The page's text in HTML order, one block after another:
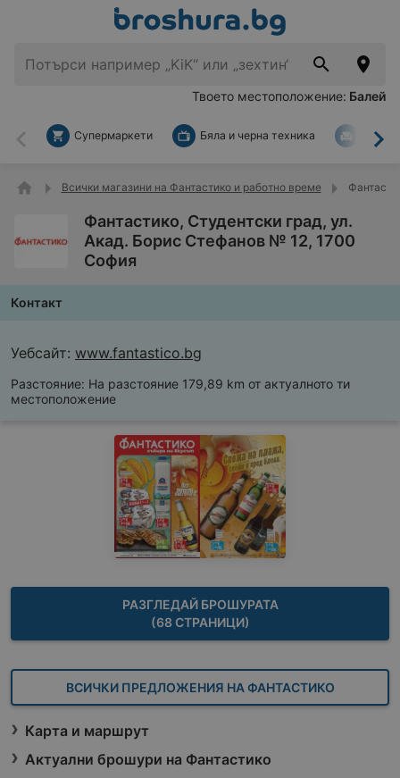
Твоето местоположение: Балей
Назад
Супермаркети Бяла и черна техника За
Всички магазини на Фантастико и работно време
Фантастико, Студентски град, ул.
Акад. Борис Стефанов № 12, 1700
София
Контакт
Уебсайт: www.fantastico.bg
Разстояние: На разстояние 179,89 km от актуалното ти
местоположение
РАЗГЛЕДАЙ БРОШУРАТА
(68 СТРАНИЦИ)
ВСИЧКИ ПРЕДЛОЖЕНИЯ НА ФАНТАСТИКО
Карта и маршрут
Актуални брошури на Фантастико